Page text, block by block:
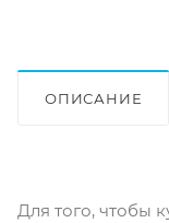
ОПИСАНИЕ
Для того, чтобы